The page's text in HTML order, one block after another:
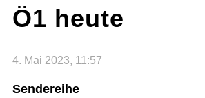
Ö1 heute
4. Mai 2023, 11:57
Sendereihe